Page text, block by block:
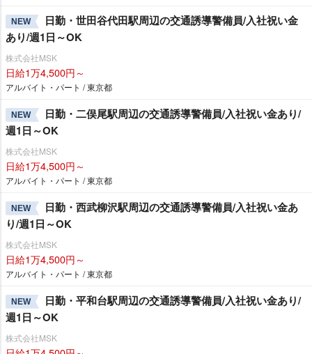
NEW
日勤・世田谷代田駅周辺の交通誘導警備員/入社祝い金
あり/週1日～OK
株式会社MSK
日給1万4,500円～
アルバイト・パート / 東京都
NEW
日勤・二俣尾駅周辺の交通誘導警備員/入社祝い金あり/
週1日～OK
株式会社MSK
日給1万4,500円～
アルバイト・パート / 東京都
NEW
日勤・西武柳沢駅周辺の交通誘導警備員/入社祝い金あ
り/週1日～OK
株式会社MSK
日給1万4,500円～
アルバイト・パート / 東京都
NEW
日勤・平和台駅周辺の交通誘導警備員/入社祝い金あり/
週1日～OK
株式会社MSK